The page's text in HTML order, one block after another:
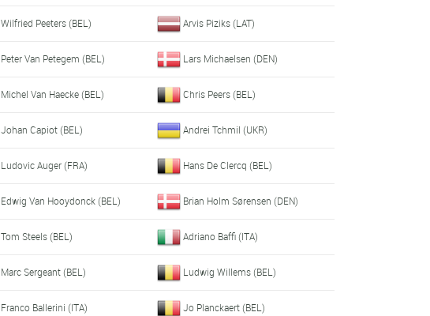
Wilfried Peeters (BEL) Arvis Piziks (LAT)
Peter Van Petegem (BEL) Lars Michaelsen (DEN)
Michel Van Haecke (BEL) Chris Peers (BEL)
Johan Capiot (BEL) Andrei Tchmil (UKR)
Ludovic Auger (FRA) Hans De Clercq (BEL)
Edwig Van Hooydonck (BEL) Brian Holm Sørensen (DEN)
Tom Steels (BEL) Adriano Baffi (ITA)
Marc Sergeant (BEL) Ludwig Willems (BEL)
Franco Ballerini (ITA) Jo Planckaert (BEL)